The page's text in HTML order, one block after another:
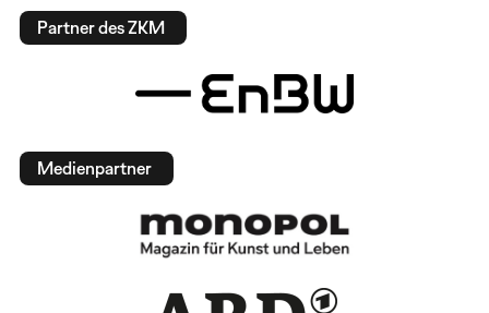
Partner des ZKM
Medienpartner